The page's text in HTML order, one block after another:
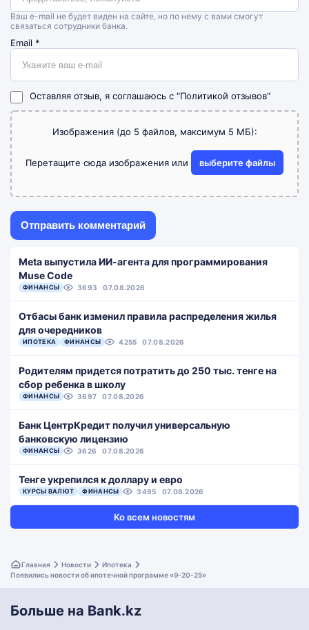
Ваш e-mail не будет виден на сайте, но по нему с вами смогут
связаться сотрудники банка.
Email *
Оставляя отзыв, я соглашаюсь с "Политикой отзывов"
Изображения (до 5 файлов, максимум 5 МБ):
Перетащите сюда изображения или выберите файлы
Meta выпустила ИИ-агента для программирования
Muse Code
ФИНАНСЫ 3693 07.08.2026
Отбасы банк изменил правила распределения жилья
для очередников
ИПОТЕКА ФИНАНСЫ 4255 07.08.2026
Родителям придется потратить до 250 тыс. тенге на
сбор ребенка в школу
ФИНАНСЫ 3697 07.08.2026
Банк ЦентрКредит получил универсальную
банковскую лицензию
ФИНАНСЫ 3626 07.08.2026
Тенге укрепился к доллару и евро
КУРСЫ ВАЛЮТ ФИНАНСЫ 3495 07.08.2026
Ко всем новостям
Главная Новости
Ипотека
Появились новости об ипотечной программе «9-20-25»
Больше на Bank.kz